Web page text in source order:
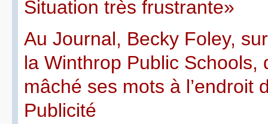
Situation très frustrante»
Au Journal, Becky Foley,
la Winthrop Public Schools,
mâché ses mots à l’endroit
Publicité